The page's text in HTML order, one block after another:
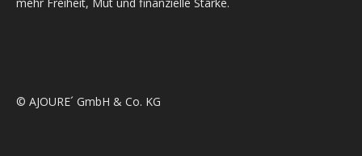
© AJOURE´ GmbH & Co. KG